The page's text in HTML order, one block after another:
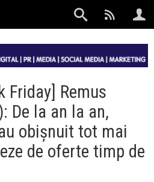
Friday] Remus
De la an la an,
obişnuit tot mai
de oferte timp de